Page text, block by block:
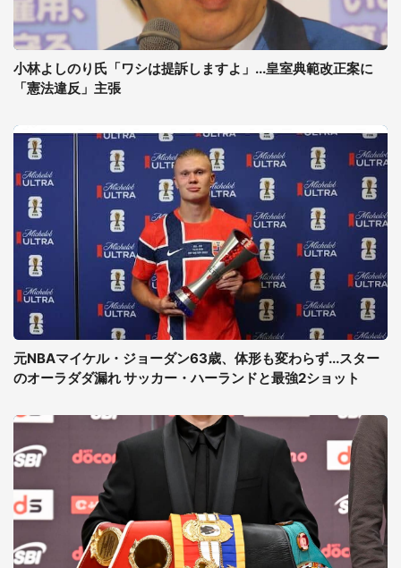
小林よしのり氏「ワシは提訴しますよ」...皇室典範改正案に
「憲法違反」主張
元NBAマイケル・ジョーダン63歳、体形も変わらず...スター
のオーラダダ漏れ サッカー・ハーランドと最強2ショット